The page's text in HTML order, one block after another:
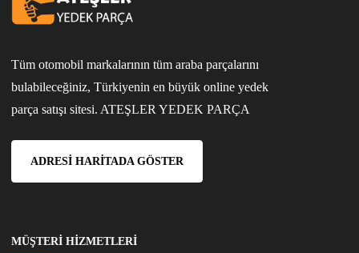
Tüm otomobil markalarının tüm araba parçalarını
bulabileceğiniz, Türkiyenin en büyük online yedek
parça satışı sitesi. ATEŞLER YEDEK PARÇA
ADRESI HARITADA GÖSTER
MÜŞTERI HIZMETLERI